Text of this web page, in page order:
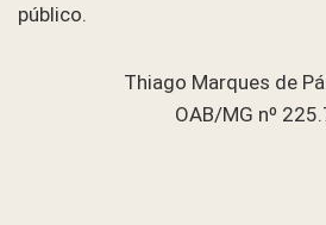
público.
Thiago Marques de
OAB/MG nº